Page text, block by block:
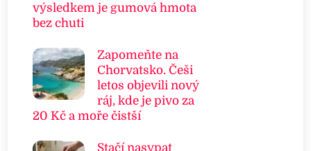
výsledkem je gumová hmota
bez chuti
Zapomeňte na
Chorvatsko. Češi
letos objevili nový
ráj, kde je pivo za
20 Kč a moře čistší
Stačí nasypat